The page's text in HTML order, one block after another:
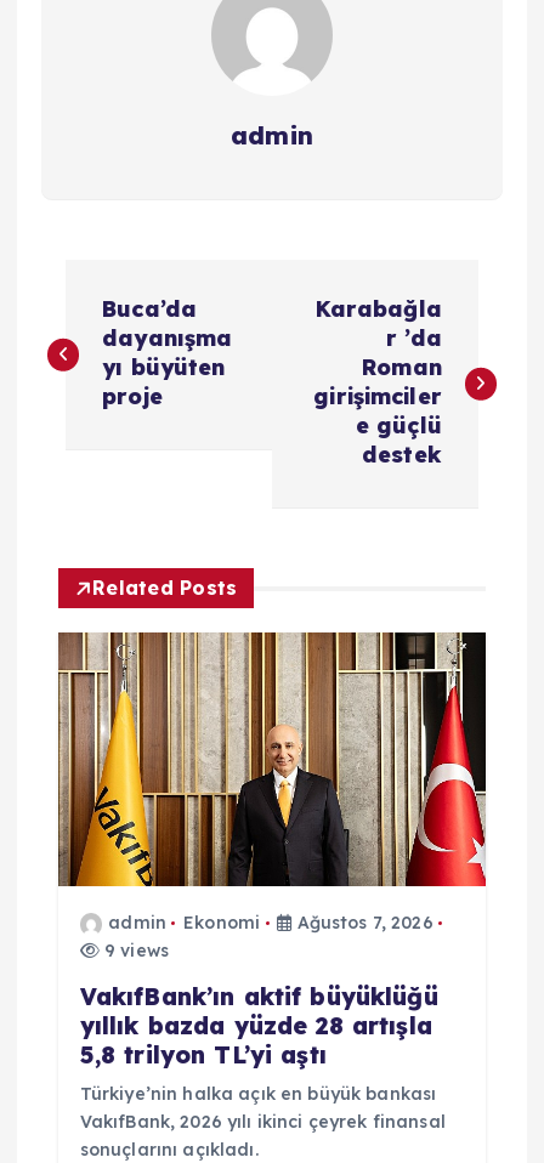
admin
a
e
z
n
m
e
Buca’da
dayanışma
yı büyüten
proje
Karabağla
r ’da
Roman
girişimciler
e güçlü
destek
Related Posts
admin Ekonomi
Ağustos 7, 2026
9 views
VakıfBank’ın aktif büyüklüğü
yıllık bazda yüzde 28 artışla
5,8 trilyon TL’yi aştı
Türkiye’nin halka açık en büyük bankası
VakıfBank, 2026 yılı ikinci çeyrek finansal
sonuçlarını açıkladı.